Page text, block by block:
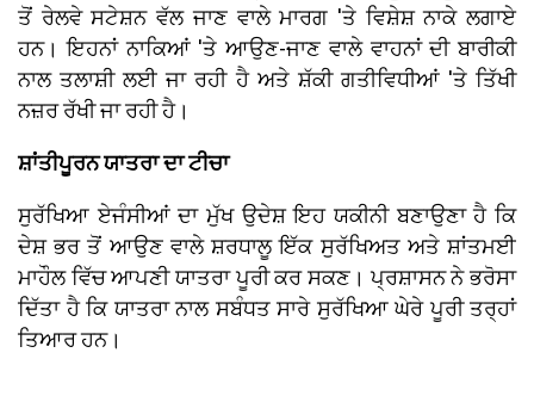
ਤੋਂ ਰੇਲਵੇ ਸਟੇਸ਼ਨ ਵੱਲ ਜਾਣ ਵਾਲੇ ਮਾਰਗ 'ਤੇ ਵਿਸ਼ੇਸ਼ ਨਾਕੇ ਲਗਾਏ
ਹਨ। ਇਹਨਾਂ ਨਾਕਿਆਂ 'ਤੇ ਆਉਣ-ਜਾਣ ਵਾਲੇ ਵਾਹਨਾਂ ਦੀ ਬਾਰੀਕੀ
ਨਾਲ ਤਲਾਸ਼ੀ ਲਈ ਜਾ ਰਹੀ ਹੈ ਅਤੇ ਸ਼ੱਕੀ ਗਤੀਵਿਧੀਆਂ 'ਤੇ ਤਿੱਖੀ
ਨਜ਼ਰ ਰੱਖੀ ਜਾ ਰਹੀ ਹੈ।
ਸ਼ਾਂਤੀਪੂਰਨ ਯਾਤਰਾ ਦਾ ਟੀਚਾ
ਸੁਰੱਖਿਆ ਏਜੰਸੀਆਂ ਦਾ ਮੁੱਖ ਉਦੇਸ਼ ਇਹ ਯਕੀਨੀ ਬਣਾਉਣਾ ਹੈ ਕਿ
ਦੇਸ਼ ਭਰ ਤੋਂ ਆਉਣ ਵਾਲੇ ਸ਼ਰਧਾਲੂ ਇੱਕ ਸੁਰੱਖਿਅਤ ਅਤੇ ਸ਼ਾਂਤਮਈ
ਮਾਹੌਲ ਵਿੱਚ ਆਪਣੀ ਯਾਤਰਾ ਪੂਰੀ ਕਰ ਸਕਣ। ਪ੍ਰਸ਼ਾਸਨ ਨੇ ਭਰੋਸਾ
ਦਿੱਤਾ ਹੈ ਕਿ ਯਾਤਰਾ ਨਾਲ ਸਬੰਧਤ ਸਾਰੇ ਸੁਰੱਖਿਆ ਘੇਰੇ ਪੂਰੀ ਤਰ੍ਹਾਂ
ਤਿਆਰ ਹਨ।